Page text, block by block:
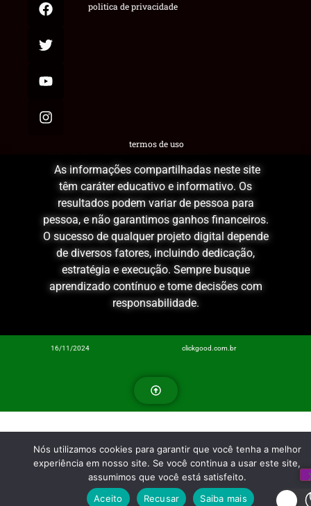
termos de uso
politica de privacidade
As informações compartilhadas neste site
têm caráter educativo e informativo. Os
resultados podem variar de pessoa para
pessoa, e não garantimos ganhos financeiros.
O sucesso de qualquer projeto digital depende
de diversos fatores, incluindo dedicação,
estratégia e execução. Sempre busque
aprendizado contínuo e tome decisões com
responsabilidade.
16/11/2024 clickgood.com.br
Nós utilizamos cookies para garantir que você tenha a melhor
experiência em nosso site. Se você continua a usar este site,
assumimos que você está satisfeito.
Aceito
Recusar Saiba mais